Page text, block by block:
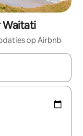
Waitati
op Airbnb
maak je een keuze